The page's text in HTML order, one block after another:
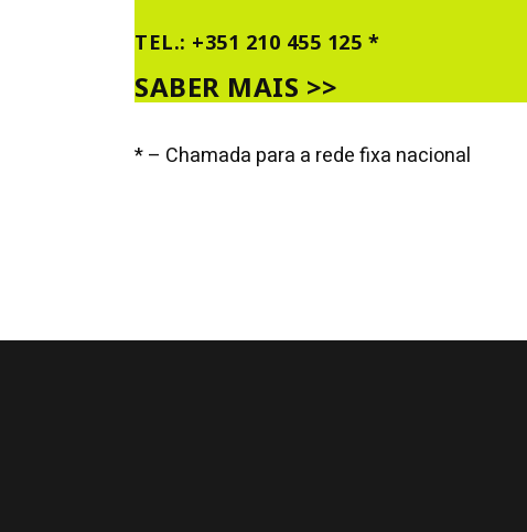
TEL.: +351 210 455 125 *
SABER MAIS >>
* – Chamada para a rede fixa nacional